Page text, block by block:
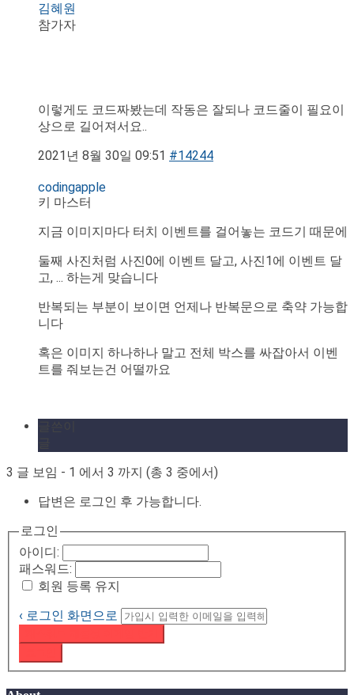
김혜원
참가자
이렇게도 코드짜봤는데 작동은 잘되나 코드줄이 필요이
상으로 길어져서요..
2021년 8월 30일 09:51 #14244
codingapple
키 마스터
지금 이미지마다 터치 이벤트를 걸어놓는 코드기 때문에
둘째 사진처럼 사진0에 이벤트 달고, 사진1에 이벤트 달
고, ... 하는게 맞습니다
반복되는 부분이 보이면 언제나 반복문으로 축약 가능합
니다
혹은 이미지 하나하나 말고 전체 박스를 싸잡아서 이벤
트를 줘보는건 어떨까요
3 글 보임 - 1 에서 3 까지 (총 3 중에서)
답변은 로그인 후 가능합니다.
로그인
아이디:
패스워드:
회원 등록 유지
‹ 로그인 화면으로